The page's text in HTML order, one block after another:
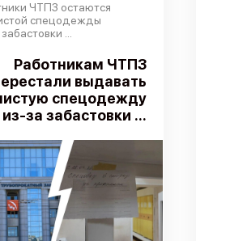
ЧТПЗ остаются
спецодежды
...
Работникам ЧТПЗ
выдавать
спецодежду
из-за забастовки ...